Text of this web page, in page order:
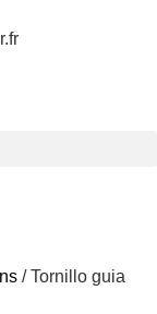
/ Tornillo guia